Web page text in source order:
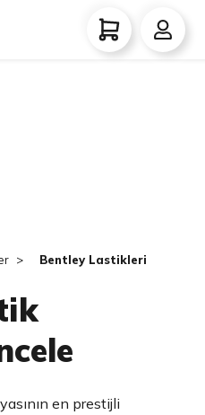
Bentley Lastikleri
en prestijli